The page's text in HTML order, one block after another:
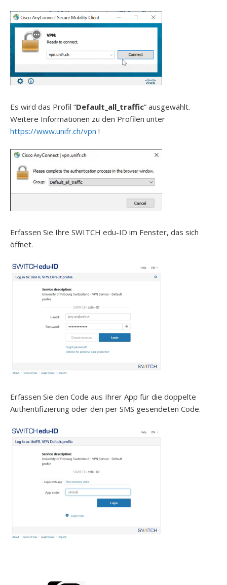
Es wird das Profil “Default_all_traffic” ausgewählt.
Weitere Informationen zu den Profilen unter
https://www.unifr.ch/vpn !
Erfassen Sie Ihre SWITCH edu-ID im Fenster, das sich
öffnet.
Erfassen Sie den Code aus Ihrer App für die doppelte
Authentifizierung oder den per SMS gesendeten Code.